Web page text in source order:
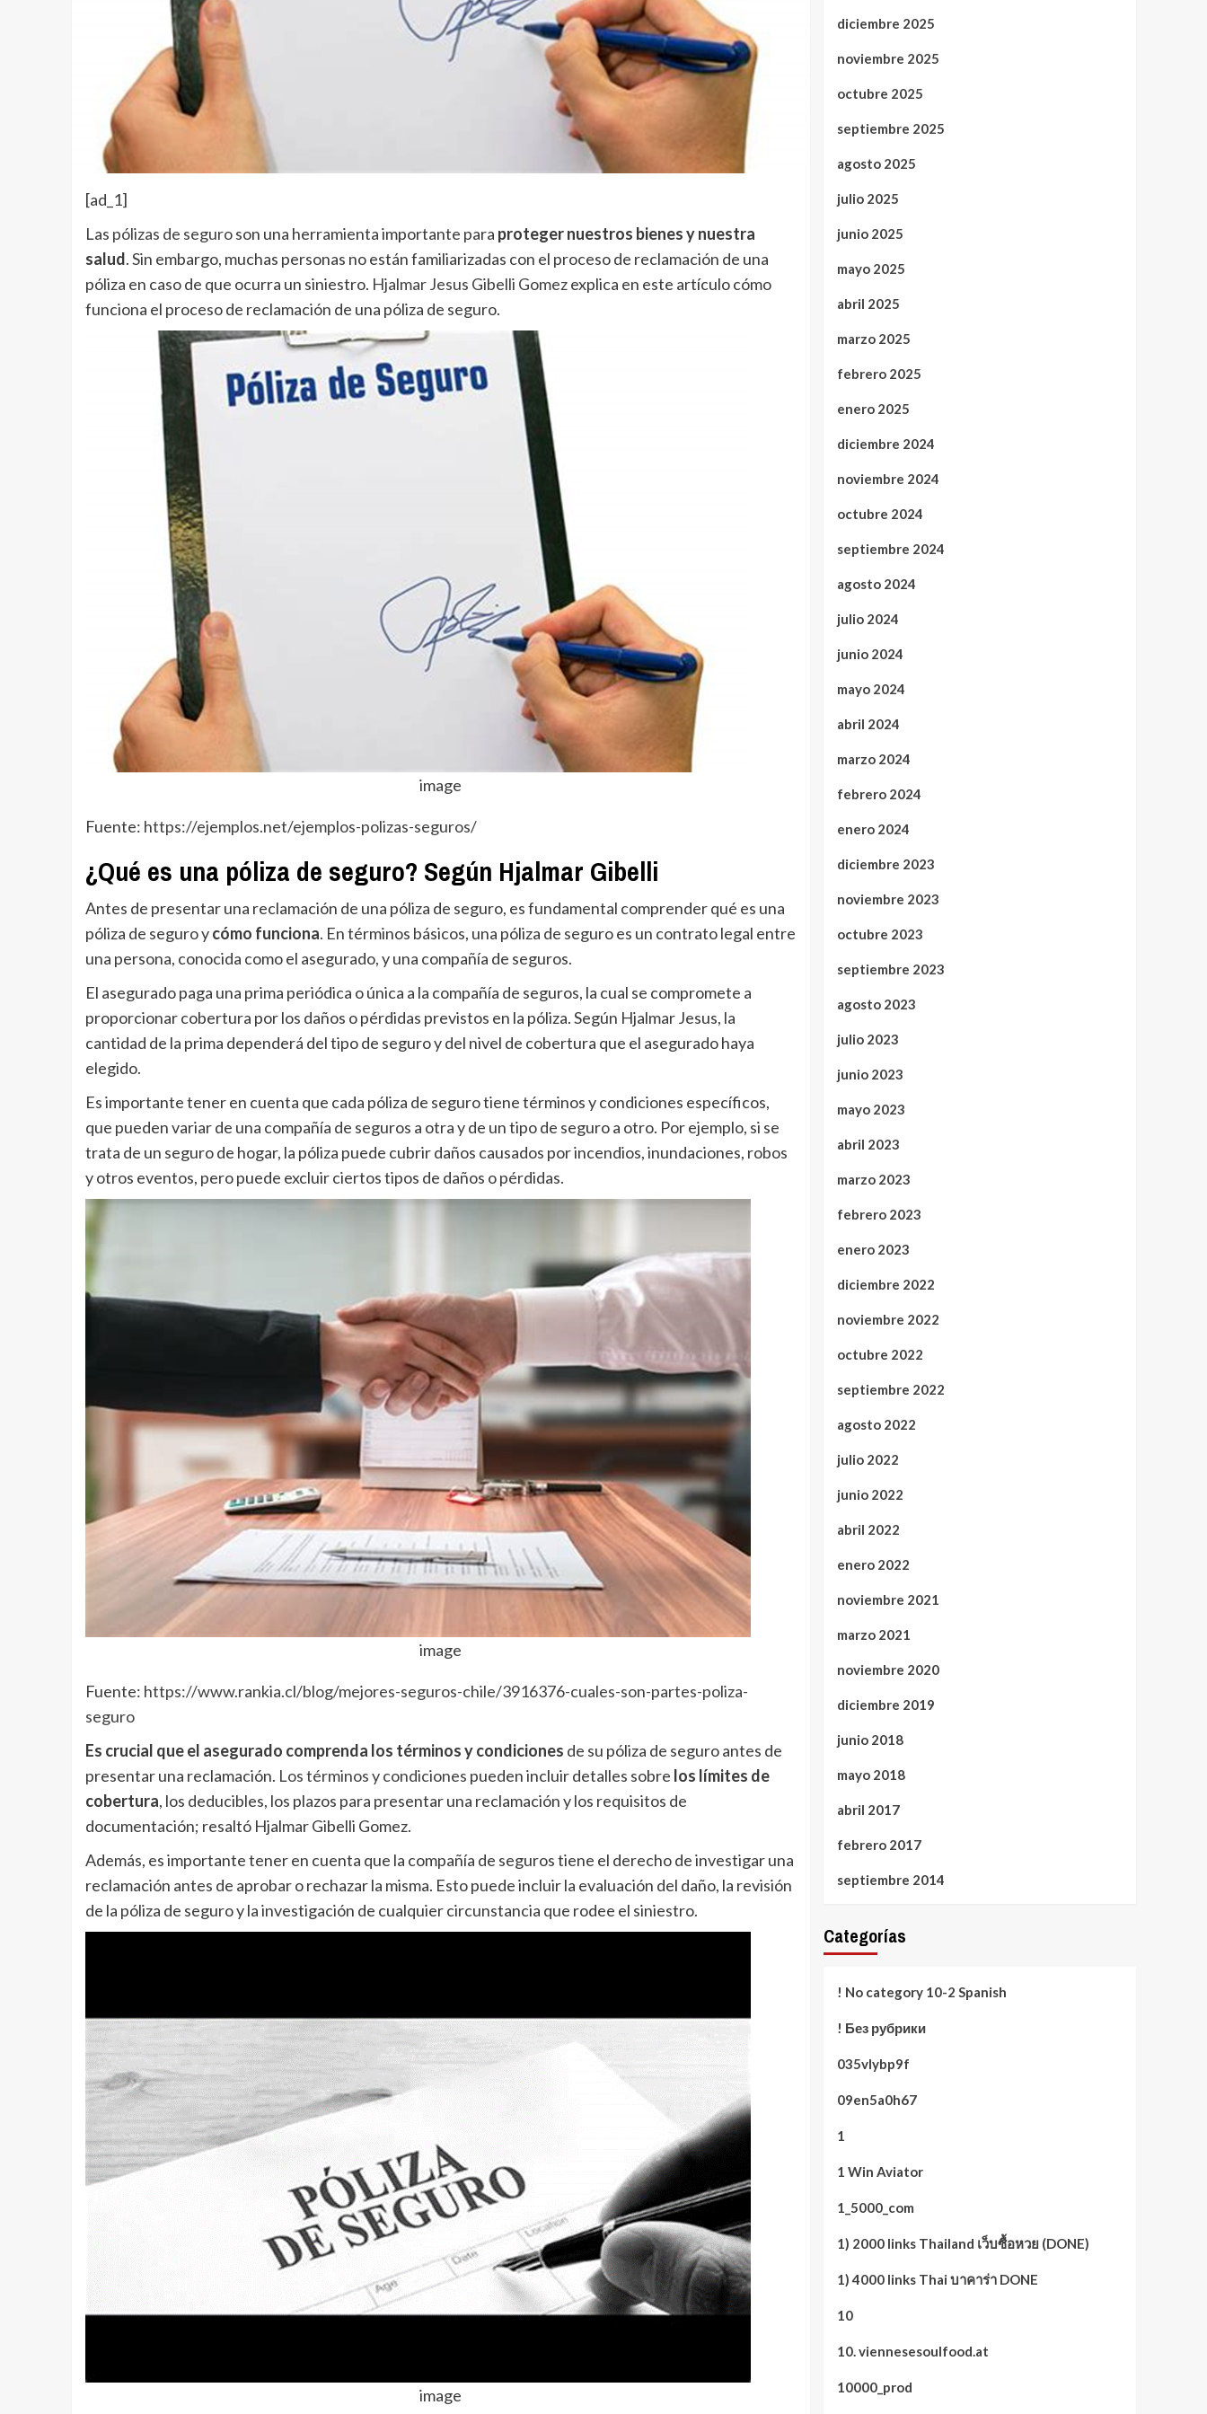
[ad_1]
Las pólizas de seguroson una herramienta importante para proteger nuestros bienes y nuestra
salud. Sin embargo, muchas personas no están familiarizadas con el proceso de reclamación de una
póliza en caso de que ocurra un siniestro. Hjalmar Jesus Gibelli Gomezexplica en este artículo cómo
funciona el proceso de reclamación de una póliza de seguro.
image
Fuente: https://ejemplos.net/ejemplos-polizas-seguros/
¿Qué es una póliza de seguro? Según Hjalmar Gibelli
Antes de presentar una reclamación de una póliza de seguro, es fundamental comprender qué es una
póliza de seguro ycómo funciona. En términos básicos, una póliza de seguro es un contrato legal entre
una persona, conocida como el asegurado, y una compañía de seguros.
El asegurado paga una prima periódica o única a la compañía de seguros, la cual se compromete a
proporcionar cobertura por los daños o pérdidas previstos en la póliza. Según Hjalmar Jesus, la
cantidad de la prima dependerá del tipo de seguro y del nivel de cobertura que el asegurado haya
elegido.
Es importante tener en cuenta que cada póliza de seguro tiene términos y condiciones específicos,
que pueden variar de una compañía de seguros a otra y de un tipo de seguro a otro. Por ejemplo, si se
trata de un seguro de hogar, la póliza puede cubrir daños causados por incendios, inundaciones, robos
y otros eventos, pero puede excluir ciertos tipos de daños o pérdidas.
image
Fuente: https://www.rankia.cl/blog/mejores-seguros-chile/3916376-cuales-son-partes-poliza-
seguro
Es crucial que el asegurado comprenda los términos y condiciones de su póliza de seguro antes de
presentar una reclamación. Los términos y condiciones pueden incluir detalles sobre los límites de
cobertura, los deducibles, los plazos para presentar una reclamación y los requisitos de
documentación; resaltó Hjalmar Gibelli Gomez.
Además, es importante tener en cuenta que la compañía de seguros tiene el derecho de investigar una
reclamación antes de aprobar o rechazar la misma. Esto puede incluir la evaluación del daño, la revisión
de la póliza de seguro y la investigación de cualquier circunstancia que rodee el siniestro.
image
diciembre 2025
noviembre 2025
octubre 2025
septiembre 2025
agosto 2025
julio 2025
junio 2025
mayo 2025
abril 2025
marzo 2025
febrero 2025
enero 2025
diciembre 2024
noviembre 2024
octubre 2024
septiembre 2024
agosto 2024
julio 2024
junio 2024
mayo 2024
abril 2024
marzo 2024
febrero 2024
enero 2024
diciembre 2023
noviembre 2023
octubre 2023
septiembre 2023
agosto 2023
julio 2023
junio 2023
mayo 2023
abril 2023
marzo 2023
febrero 2023
enero 2023
diciembre 2022
noviembre 2022
octubre 2022
septiembre 2022
agosto 2022
julio 2022
junio 2022
abril 2022
enero 2022
noviembre 2021
marzo 2021
noviembre 2020
diciembre 2019
junio 2018
mayo 2018
abril 2017
febrero 2017
septiembre 2014
Categorías
! No category 10-2 Spanish
! Без рубрики
035vlybp9f
09en5a0h67
1
1 Win Aviator
1_5000_com
1) 2000 links Thailand เว็บซื้อหวย (DONE)
1) 4000 links Thai บาคาร่า DONE
10
10. viennesesoulfood.at
10000_prod